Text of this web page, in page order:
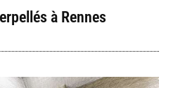
à Rennes